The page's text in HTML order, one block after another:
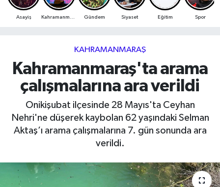
Asayiş Gündem Siyaset Eğitim Spor
KAHRAMANMARAŞ
Kahramanmaraş'ta arama
çalışmalarına ara verildi
Onikişubat ilçesinde 28 Mayıs'ta Ceyhan
Nehri'ne düşerek kaybolan 62 yaşındaki Selman
Aktaş’ı arama çalışmalarına 7. gün sonunda ara
verildi.
Çevre
Ekonomi
Genel
Güncel
Kültür Sanat
Kahramanmaraş Trafik Yoğunluk Haritası
Süper Lig Puan Durumu ve Fikstür
Tüm Manşetler
Son Dakika Haberleri
Haber Arşivi